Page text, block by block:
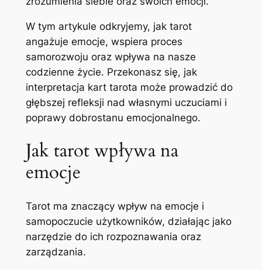
W tym artykule odkryjemy, jak tarot
angażuje emocje, wspiera proces
samorozwoju oraz wpływa na nasze
codzienne życie. Przekonasz się, jak
interpretacja kart tarota może prowadzić do
głębszej refleksji nad własnymi uczuciami i
poprawy dobrostanu emocjonalnego.
Jak tarot wpływa na
emocje
Tarot ma znaczący wpływ na emocje i
samopoczucie użytkowników, działając jako
narzędzie do ich rozpoznawania oraz
zarządzania.